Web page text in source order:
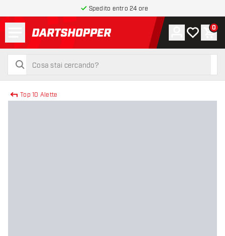
Spedito entro 24 ore
torna alla home page
cerca
cerca
Account
La mia0
Top 10 Alette